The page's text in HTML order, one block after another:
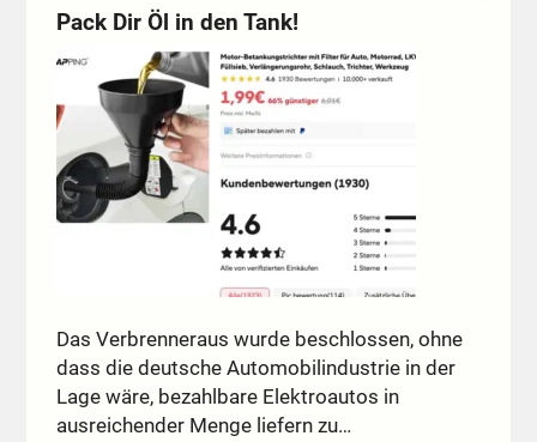
Pack Dir Öl in den Tank!
Das Verbrenneraus wurde beschlossen, ohne
dass die deutsche Automobilindustrie in der
Lage wäre, bezahlbare Elektroautos in
ausreichender Menge liefern zu…